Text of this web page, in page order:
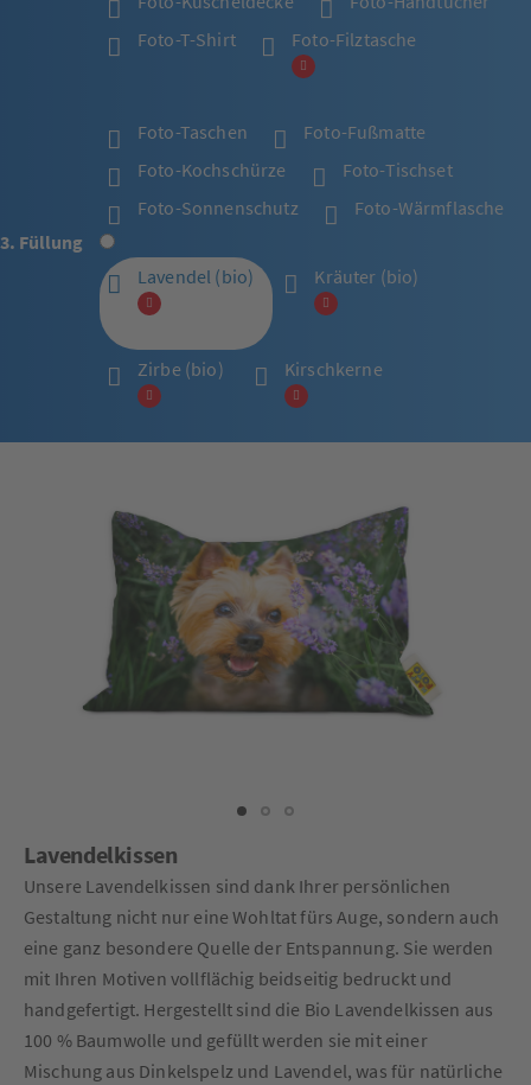
Foto-T-Shirt
Foto-Filztasche
Foto-Taschen
Foto-Fußmatte
Foto-Kochschürze
Foto-Tischset
Foto-Sonnenschutz
Foto-Wärmflasche
3. Füllung
Lavendel (bio)
Kräuter (bio)
Zirbe (bio) Kirschkerne
Lavendelkissen
Unsere Lavendelkissen sind dank Ihrer persönlichen
Gestaltung nicht nur eine Wohltat fürs Auge, sondern auch
eine ganz besondere Quelle der Entspannung. Sie werden
mit Ihren Motiven vollflächig beidseitig bedruckt und
handgefertigt. Hergestellt sind die Bio Lavendelkissen aus
100 % Baumwolle und gefüllt werden sie mit einer
Mischung aus Dinkelspelz und Lavendel, was für natürliche